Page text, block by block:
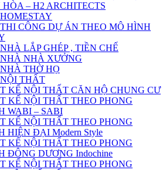
HÒA – H2 ARCHITECTS
CÔNG DỰ ÁN THEO MÔ HÌNH
LẮP GHÉP , TIỀN CHẾ
NHÀ XƯỞNG
THỜ HỌ
THẤT
KẾ NỘI THẤT CĂN HỘ CHUNG CƯ
KẾ NỘI THẤT THEO PHONG
WABI – SABI
KẾ NỘI THẤT THEO PHONG
HIỆN ĐẠI Modern Style
KẾ NỘI THẤT THEO PHONG
ĐÔNG DƯƠNG Indochine
KẾ NỘI THẤT THEO PHONG